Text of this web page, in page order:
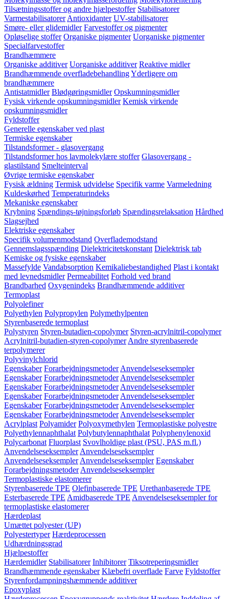
Tilsætningsstoffer og andre hjælpestoffer Stabilisatorer
Varmestabilisatorer Antioxidanter UV-stabilisatorer
Smøre- eller glidemidler Farvestoffer og pigmenter
Opløselige stoffer Organiske pigmenter Uorganiske pigmenter
Specialfarvestoffer
Brandhæmmere
Organiske additiver Uorganiske additiver Reaktive midler
Brandhæmmende overfladebehandlingYderligere om
brandhæmmere
Antistatmidler Blødgøringsmidler Opskumningsmidler
Fysisk virkende opskumningsmidler Kemisk virkende
opskumningsmidler
Fyldstoffer
Generelle egenskaber ved plast
Termiske egenskaber
Tilstandsformer - glasovergang
Tilstandsformer hos lavmolekylære stoffer Glasovergang -
glastilstand Smelteinterval
Øvrige termiske egenskaber
Fysisk ældning Termisk udvidelse Specifik varme Varmeledning
Kuldeskørhed Temperaturindeks
Mekaniske egenskaber
Krybning Spændings-tøjningsforløb Spændingsrelaksation Hårdhed
Slagsejhed
Elektriske egenskaber
Specifik volumenmodstand Overflademodstand
Gennemslagsspænding Dielektricitetskonstant Dielektrisk tab
Kemiske og fysiske egenskaber
Massefylde Vandabsorption Kemikaliebestandighed Plast i kontakt
med levnedsmidler Permeabilitet Forhold ved brand
Brandbarhed Oxygenindeks Brandhæmmende additiver
Termoplast
Polyolefiner
Polyethylen Polypropylen Polymethylpenten
Styrenbaserede termoplast
Polystyren Styren-butadien-copolymer Styren-acrylnitril-copolymer
Acrylnitril-butadien-styren-copolymer Andre styrenbaserede
terpolymerer
Polyvinylchlorid
Egenskaber Forarbejdningsmetoder Anvendelseseksempler
Egenskaber Forarbejdningsmetoder Anvendelseseksempler
Egenskaber Forarbejdningsmetoder Anvendelseseksempler
Egenskaber Forarbejdningsmetoder Anvendelseseksempler
Egenskaber Forarbejdningsmetoder Anvendelseseksempler
Egenskaber Forarbejdningsmetoder Anvendelseseksempler
Acrylplast Polyamider Polyoxymethylen Termoplastiske polyestre
Polyethylennaphthalat Polybutylennaphthalat Polyphenylenoxid
Polycarbonat Fluorplast Svovlholdige plast (PSU, PAS m.fl.)
Anvendelseseksempler Anvendelseseksempler
Anvendelseseksempler Anvendelseseksempler Egenskaber
Forarbejdningsmetoder Anvendelseseksempler
Termoplastiske elastomerer
Styrenbaserede TPE Olefinbaserede TPE Urethanbaserede TPE
Esterbaserede TPE Amidbaserede TPE Anvendelseseksempler for
termoplastiske elastomerer
Hærdeplast
Umættet polyester (UP)
Polyestertyper Hærdeprocessen
Udhærdningsgrad
Hjælpestoffer
Hærdemidler Stabilisatorer Inhibitorer Tiksotreperingsmidler
Brandhæmmende egenskaber Klæbefri overflade Farve Fyldstoffer
Styrenfordampningshæmmende additiver
Epoxyplast